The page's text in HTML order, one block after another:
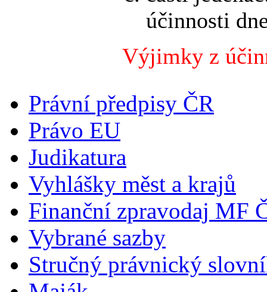
účinnosti
Výjimky z
Právní předpisy ČR
Právo EU
Judikatura
Vyhlášky měst a krajů
Finanční zpravodaj MF
Vybrané sazby
Stručný právnický